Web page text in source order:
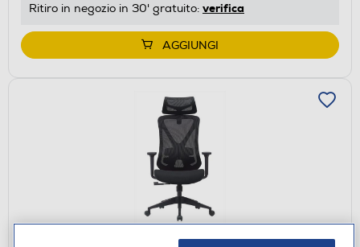
Ritiro in negozio in 30' gratuito: verifica
AGGIUNGI